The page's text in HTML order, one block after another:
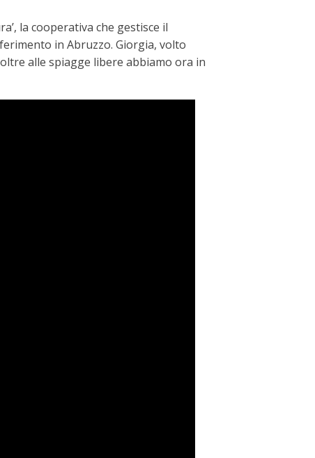
la cooperativa che gestisce il
in Abruzzo. Giorgia, volto
alle spiagge libere abbiamo ora in